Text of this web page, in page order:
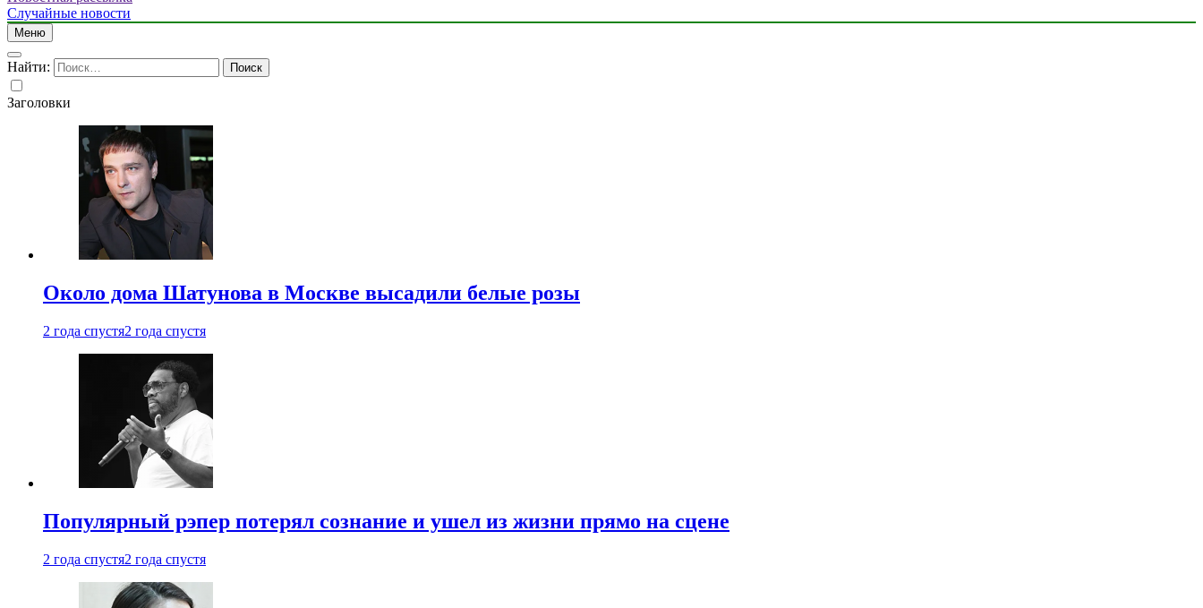
Случайные новости
Меню
Найти:
Заголовки
Около дома Шатунова в Москве высадили белые розы
2 года спустя2 года спустя
Популярный рэпер потерял сознание и ушел из жизни прямо на сцене
2 года спустя2 года спустя